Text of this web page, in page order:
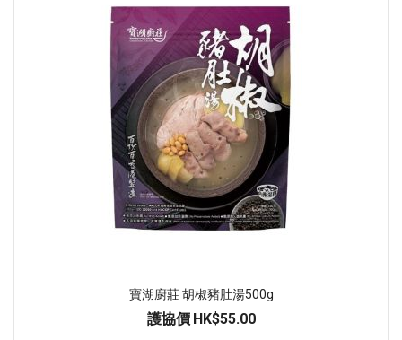
寶湖廚莊 胡椒豬肚湯500g
護協價 HK$55.00